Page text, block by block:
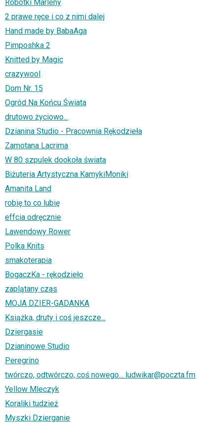
Robótki Marleny
2 prawe ręce i co z nimi dalej
Hand made by BabaAga
Pimposhka 2
Knitted by Magic
crazywool
Dom Nr. 15
Ogród Na Końcu Świata
drutowo życiowo...
Dzianina Studio - Pracownia Rękodzieła
Zamotana Lacrima
W 80 szpulek dookoła świata
Biżuteria Artystyczna KamykiMoniki
Amanita Land
robię to co lubię
effcia odręcznie
Lawendowy Rower
Polka Knits
smakoterapia
BogaczKa - rękodzieło
zaplątany czas
MOJA DZIER-GADANKA
Książka, druty i coś jeszcze...
Dziergasie
Dzianinowe Studio
Peregrino
twórczo, odtwórczo, coś nowego... ludwikar@poczta.fm
Yellow Mleczyk
Koraliki tudzież
Myszki Dzierganie